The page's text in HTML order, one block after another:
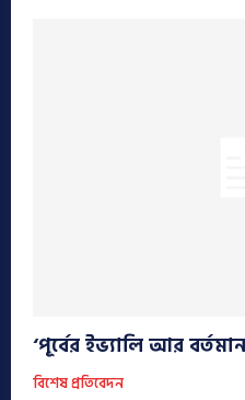
‘পূর্বের ইভ্যালি আর
বিশেষ প্রতিবেদন